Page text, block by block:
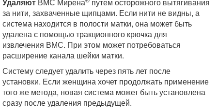
за нити, захваченные щипцами. Если нити не видны, а
система находится в полости матки, она может быть
удалена с помощью тракционного крючка для
извлечения ВМС. При этом может потребоваться
расширение канала шейки матки.
Систему следует удалить через пять лет после
установки. Если женщина хочет продолжать применение
того же метода, новая система может быть установлена
сразу после удаления предыдущей.